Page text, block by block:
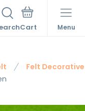
Menu
Felt